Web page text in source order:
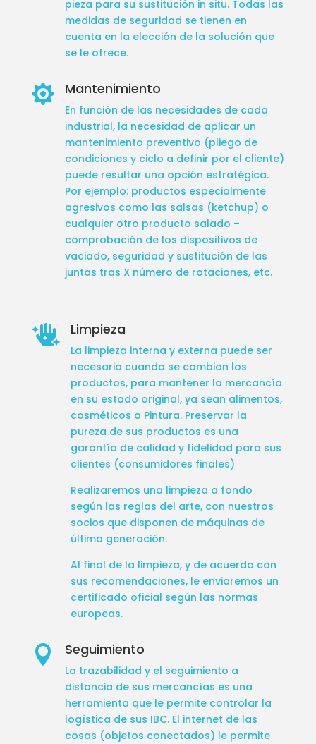
pieza para su sustitución in situ. Todas las
medidas de seguridad se tienen en
cuenta en la elección de la solución que
se le ofrece.
 Mantenimiento
En función de las necesidades de cada
industrial, la necesidad de aplicar un
mantenimiento preventivo (pliego de
condiciones y ciclo a definir por el cliente)
puede resultar una opción estratégica.
Por ejemplo: productos especialmente
agresivos como las salsas (ketchup) o
cualquier otro producto salado –
comprobación de los dispositivos de
vaciado, seguridad y sustitución de las
juntas tras X número de rotaciones, etc.
 Limpieza
La limpieza interna y externa puede ser
necesaria cuando se cambian los
productos, para mantener la mercancía
en su estado original, ya sean alimentos,
cosméticos o Pintura. Preservar la
pureza de sus productos es una
garantía de calidad y fidelidad para sus
clientes (consumidores finales)
Realizaremos una limpieza a fondo
según las reglas del arte, con nuestros
socios que disponen de máquinas de
última generación.
Al final de la limpieza, y de acuerdo con
sus recomendaciones, le enviaremos un
certificado oficial según las normas
europeas.
 Seguimiento
La trazabilidad y el seguimiento a
distancia de sus mercancías es una
herramienta que le permite controlar la
logística de sus IBC. El internet de las
cosas (objetos conectados) le permite